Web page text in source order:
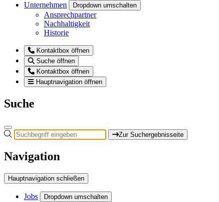
Unternehmen
Dropdown umschalten
Ansprechpartner
Nachhaltigkeit
Historie
Kontaktbox öffnen
Suche öffnen
Kontaktbox öffnen
Hauptnavigation öffnen
Suche
Zur Suchergebnisseite
Navigation
Hauptnavigation schließen
Jobs Dropdown umschalten